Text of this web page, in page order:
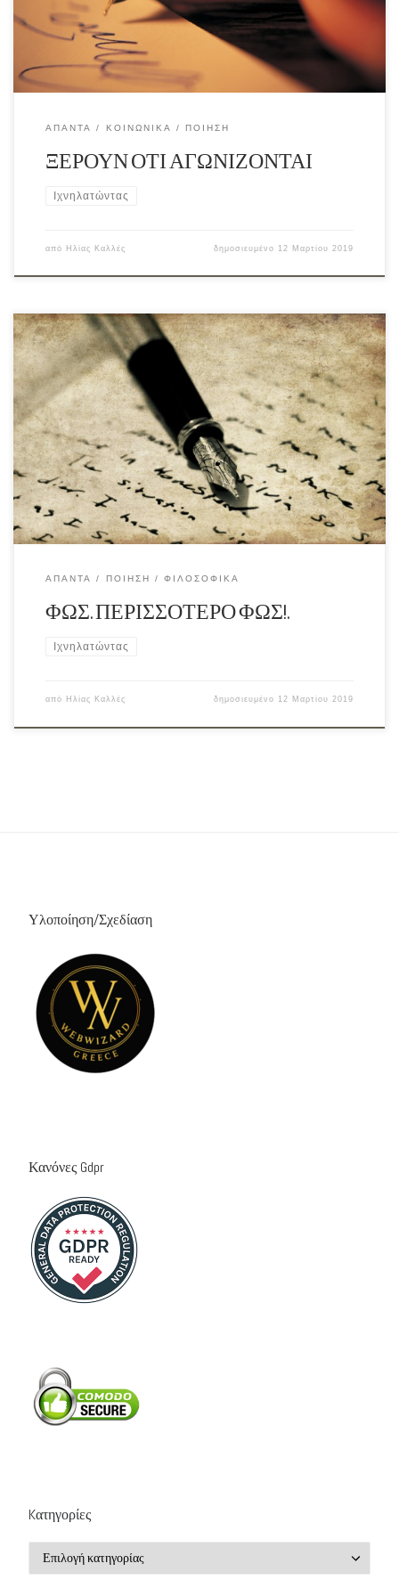
ΆΠΑΝΤΑ ΚΟΙΝΩΝΙΚΆ ΠΟΊΗΣΗ
ΞΕΡΟΥΝ ΟΤΙ ΑΓΩΝΙΖΟΝΤΑΙ
Ιχνηλατώντας
από Ηλίας Καλλές δημοσιευμένο 12 Μαρτίου 2019
ΆΠΑΝΤΑ ΠΟΊΗΣΗ ΦΙΛΟΣΟΦΙΚΆ
ΦΩΣ. ΠΕΡΙΣΣΟΤΕΡΟ ΦΩΣ!.
Ιχνηλατώντας
από Ηλίας Καλλές δημοσιευμένο 12 Μαρτίου 2019
Υλοποίηση/Σχεδίαση
Κανόνες Gdpr
Kατηγορίες